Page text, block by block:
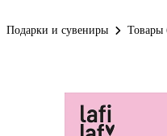
Подарки и сувениры Товары